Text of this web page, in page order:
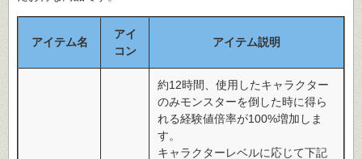
アイテム名
アイ
コン
アイテム説明
約12時間、使用したキャラクター
のみモンスターを倒した時に得ら
れる経験値倍率が100%増加しま
す。
キャラクターレベルに応じて下記